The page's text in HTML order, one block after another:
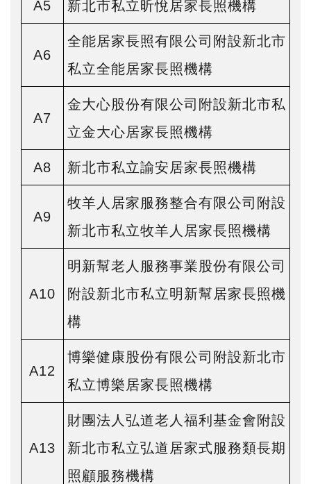
A5 新北市私立昕悅居家長照機構
A6
全能居家長照有限公司附設新北市
私立全能居家長照機構
A7
金大心股份有限公司附設新北市私
立金大心居家長照機構
A8 新北市私立諭安居家長照機構
A9
牧羊人居家服務整合有限公司附設
新北市私立牧羊人居家長照機構
A10
明新幫老人服務事業股份有限公司
附設新北市私立明新幫居家長照機
構
A12
博樂健康股份有限公司附設新北市
私立博樂居家長照機構
A13
財團法人弘道老人福利基金會附設
新北市私立弘道居家式服務類長期
照顧服務機構